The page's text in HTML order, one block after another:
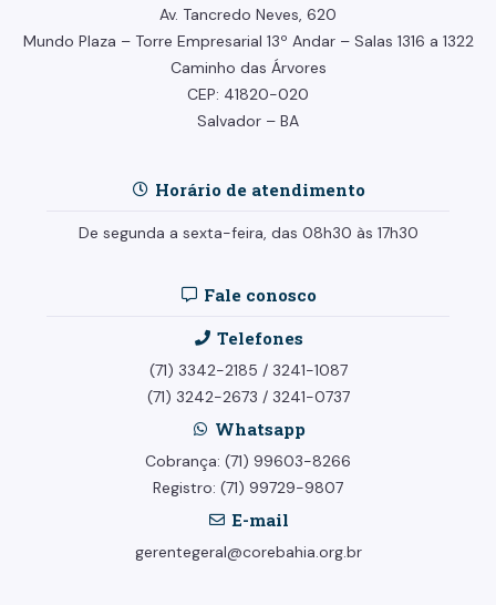
Av. Tancredo Neves, 620
Mundo Plaza – Torre Empresarial 13º Andar – Salas 1316 a 1322
Caminho das Árvores
CEP: 41820-020
Salvador – BA
Horário de atendimento
De segunda a sexta-feira, das 08h30 às 17h30
Fale conosco
Telefones
(71) 3342-2185 / 3241-1087
(71) 3242-2673 / 3241-0737
Whatsapp
Cobrança: (71) 99603-8266
Registro: (71) 99729-9807
E-mail
gerentegeral@corebahia.org.br